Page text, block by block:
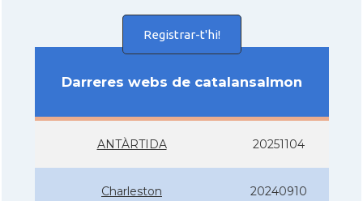
Registrar-t'hi!
Darreres webs de catalansalmon
ANTÀRTIDA 20251104
Charleston 20240910